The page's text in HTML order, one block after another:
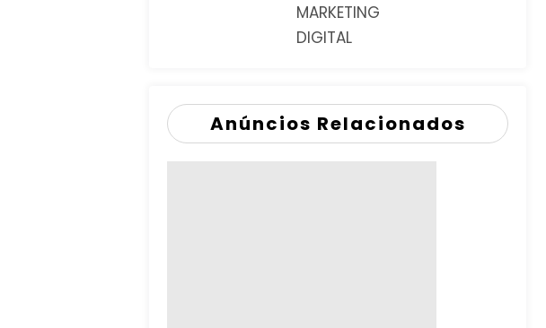
MARKETING
DIGITAL
Anúncios Relacionados